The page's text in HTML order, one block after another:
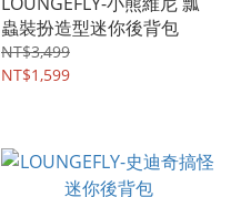
蟲裝扮造型迷你後背包
NT$3,499
NT$1,599